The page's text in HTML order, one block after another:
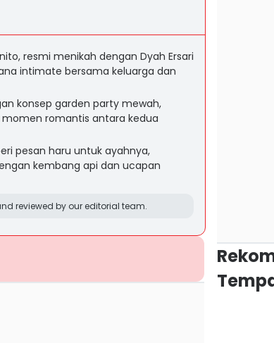
resmi menikah dengan Dyah Ersari
intimate bersama keluarga dan
konsep garden party mewah,
romantis antara kedua
pesan haru untuk ayahnya,
kembang api dan ucapan
reviewed by our editorial team.